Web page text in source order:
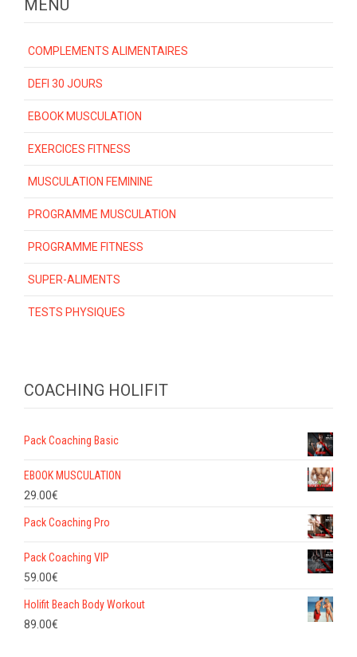
MENU
COMPLEMENTS ALIMENTAIRES
DEFI 30 JOURS
EBOOK MUSCULATION
EXERCICES FITNESS
MUSCULATION FEMININE
PROGRAMME MUSCULATION
PROGRAMME FITNESS
SUPER-ALIMENTS
TESTS PHYSIQUES
COACHING HOLIFIT
Pack Coaching Basic
EBOOK MUSCULATION
29.00€
Pack Coaching Pro
Pack Coaching VIP
59.00€
Holifit Beach Body Workout
89.00€